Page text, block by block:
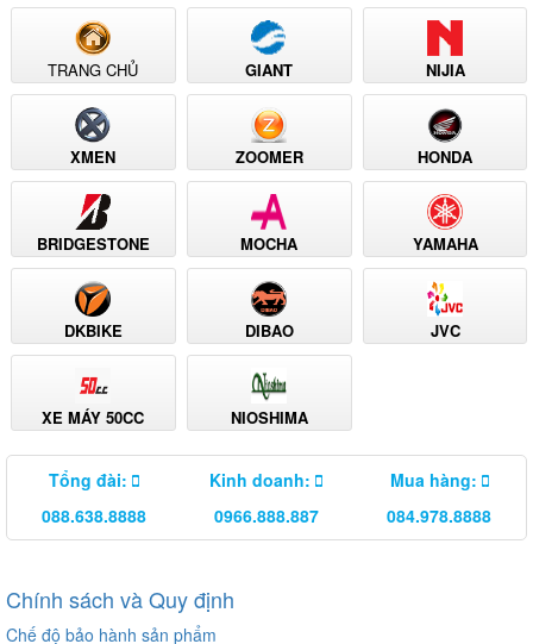
TRANG CHỦ GIANT NIJIA
XMEN ZOOMER HONDA
BRIDGESTONE MOCHA YAMAHA
DKBIKE DIBAO JVC
XE MÁY 50CC NIOSHIMA
Tổng đài:
088.638.8888
Kinh doanh:
0966.888.887
Mua hàng:
084.978.8888
Chính sách và Quy định
Chế độ bảo hành sản phẩm